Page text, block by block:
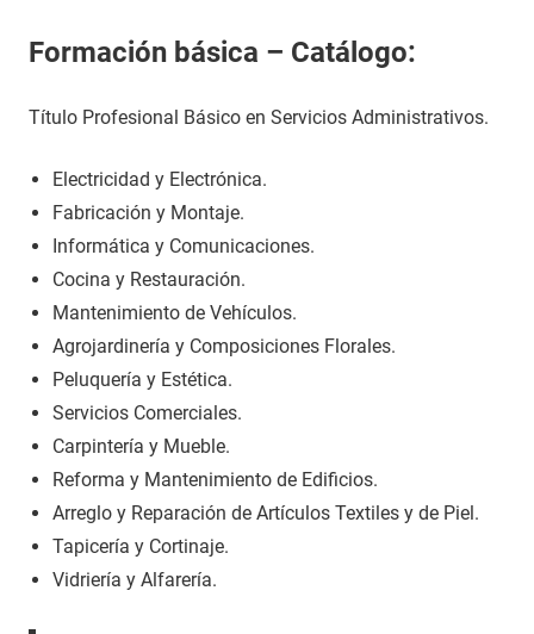
Formación básica – Catálogo:
Título Profesional Básico en Servicios Administrativos.
Electricidad y Electrónica.
Fabricación y Montaje.
Informática y Comunicaciones.
Cocina y Restauración.
Mantenimiento de Vehículos.
Agrojardinería y Composiciones Florales.
Peluquería y Estética.
Servicios Comerciales.
Carpintería y Mueble.
Reforma y Mantenimiento de Edificios.
Arreglo y Reparación de Artículos Textiles y de Piel.
Tapicería y Cortinaje.
Vidriería y Alfarería.